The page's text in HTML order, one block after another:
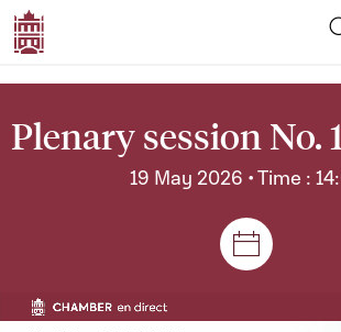
Plenary session No.
19 May 2026 • Time :
Sessions